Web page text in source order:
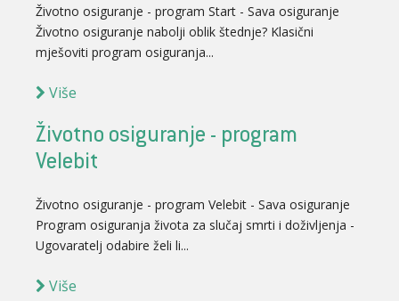
Životno osiguranje - program Start - Sava osiguranje
Životno osiguranje nabolji oblik štednje? Klasični
mješoviti program osiguranja...
Više
Životno osiguranje - program
Velebit
Životno osiguranje - program Velebit - Sava osiguranje
Program osiguranja života za slučaj smrti i doživljenja -
Ugovaratelj odabire želi li...
Više